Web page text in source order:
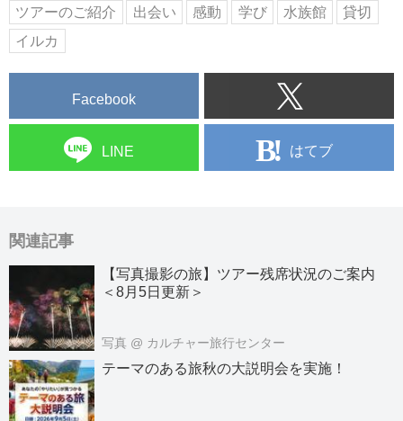
ツアーのご紹介
出会い 感動 学び 水族館
貸切
イルカ
Facebook
LINE はてブ
関連記事
【写真撮影の旅】ツアー残席状況のご案内
＜8月5日更新＞
写真 @ カルチャー旅行センター
テーマのある旅秋の大説明会を実施！